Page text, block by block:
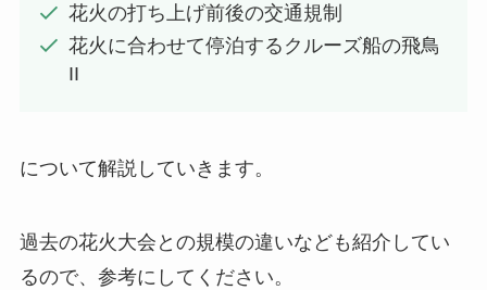
花火の打ち上げ前後の交通規制
花火に合わせて停泊するクルーズ船の飛鳥
II
について解説していきます。
過去の花火大会との規模の違いなども紹介してい
るので、参考にしてください。